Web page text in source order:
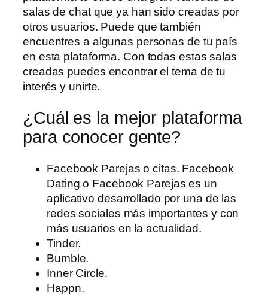
salas de chat que ya han sido creadas por
otros usuarios. Puede que también
encuentres a algunas personas de tu país
en esta plataforma. Con todas estas salas
creadas puedes encontrar el tema de tu
interés y unirte.
¿Cuál es la mejor plataforma
para conocer gente?
Facebook Parejas o citas. Facebook
Dating o Facebook Parejas es un
aplicativo desarrollado por una de las
redes sociales más importantes y con
más usuarios en la actualidad.
Tinder.
Bumble.
Inner Circle.
Happn.